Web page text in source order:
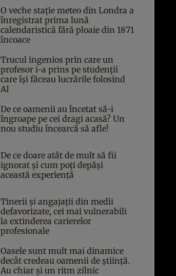
O veche stație meteo din Londra a
înregistrat prima lună
calendaristică fără ploaie din 1871
încoace
Trucul ingenios prin care un
profesor i-a prins pe studenții
care își făceau lucrările folosind
AI
De ce oamenii au încetat să-i
îngroape pe cei dragi acasă? Un
nou studiu încearcă să afle!
De ce doare atât de mult să fii
ignorat și cum poți depăși
această experiență
Tinerii și angajații din medii
defavorizate, cei mai vulnerabili
la extinderea carierelor
profesionale
Oasele sunt mult mai dinamice
decât credeau oamenii de știință.
Au chiar și un ritm zilnic